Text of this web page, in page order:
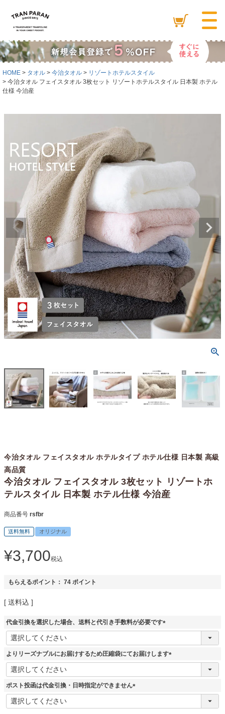
HOME タオル 今治タオル
リゾートホテルスタイル
今治タオル フェイスタオル 3枚セット リゾートホテルスタイル 日本製 ホテル
仕様 今治産
今治タオル フェイスタオル ホテルタイプ ホテル仕様 日本製 高級
高品質
今治タオル フェイスタオル 3枚セット リゾートホ
テルスタイル 日本製 ホテル仕様 今治産
商品番号 rsfbr
送料無料 オリジナル
¥3,700税込
もらえるポイント： 74 ポイント
送料込
代金引換を選択した場合、送料と代引き手数料が必要です
(
須
よりリーズナブルにお届けするため圧縮袋にてお届けします
(
ポスト投函は代金引換・日時指定ができません
(